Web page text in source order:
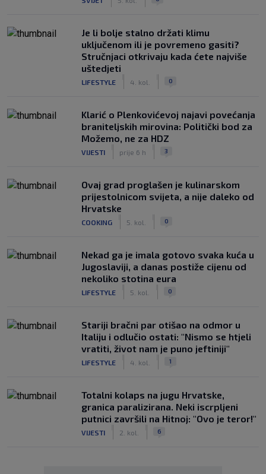
Je li bolje stalno držati klimu
uključenom ili je povremeno gasiti?
Stručnjaci otkrivaju kada ćete najviše
uštedjeti
LIFESTYLE 4. kol. 0
Klarić o Plenkovićevoj najavi povećanja
braniteljskih mirovina: Politički bod za
Možemo, ne za HDZ
VIJESTI prije 6 h 3
Ovaj grad proglašen je kulinarskom
prijestolnicom svijeta, a nije daleko od
Hrvatske
COOKING 5. kol. 0
Nekad ga je imala gotovo svaka kuća u
Jugoslaviji, a danas postiže cijenu od
nekoliko stotina eura
LIFESTYLE 5. kol. 0
Stariji bračni par otišao na odmor u
Italiju i odlučio ostati: "Nismo se htjeli
vratiti, život nam je puno jeftiniji"
LIFESTYLE 4. kol. 1
Totalni kolaps na jugu Hrvatske,
granica paralizirana. Neki iscrpljeni
putnici završili na Hitnoj: "Ovo je teror!"
VIJESTI 2. kol. 6